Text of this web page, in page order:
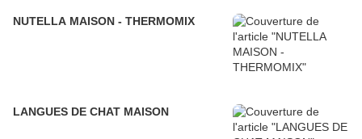
NUTELLA MAISON - THERMOMIX
LANGUES DE CHAT MAISON